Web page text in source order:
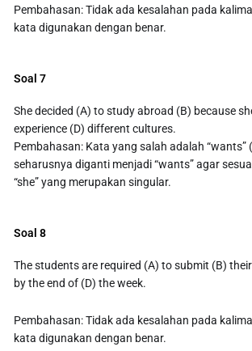
Pembahasan: Tidak ada kesalahan pada
kata digunakan dengan benar.
Soal 7
She decided (A) to study abroad (B) because
experience (D) different cultures.
Pembahasan: Kata yang salah adalah “wants”
seharusnya diganti menjadi “wants” agar
“she” yang merupakan singular.
Soal 8
The students are required (A) to submit (B)
by the end of (D) the week.
Pembahasan: Tidak ada kesalahan pada
kata digunakan dengan benar.